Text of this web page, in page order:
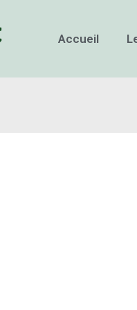
Accueil